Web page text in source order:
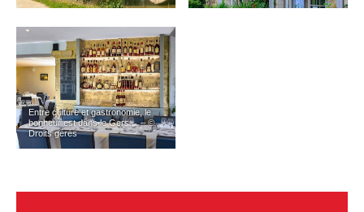
Entre culture et gastronomie, le
bonheur est dans le Gers… – ©
Droits gérés